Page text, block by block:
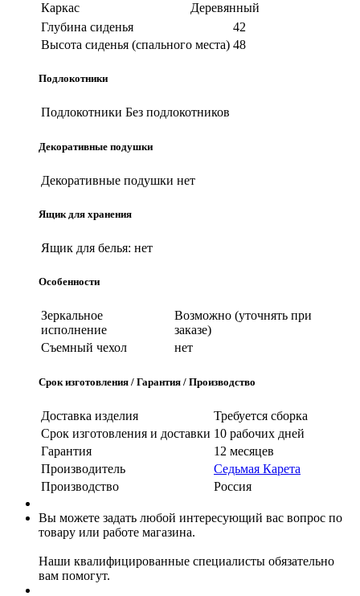
Каркас
Деревянный
Глубина сиденья
42
Высота сиденья (спального места) 48
Подлокотники
Подлокотники Без подлокотников
Декоративные подушки
Декоративные подушки нет
Ящик для хранения
Ящик для белья: нет
Особенности
Зеркальное
исполнение
Возможно (уточнять при
заказе)
Съемный чехол
нет
Срок изготовления / Гарантия / Производство
Доставка изделия
Требуется сборка
Срок изготовления и доставки 10 рабочих дней
Гарантия
12 месяцев
Производитель
Седьмая Карета
Производство
Россия
Вы можете задать любой интересующий вас вопрос по
товару или работе магазина.
Наши квалифицированные специалисты обязательно
вам помогут.